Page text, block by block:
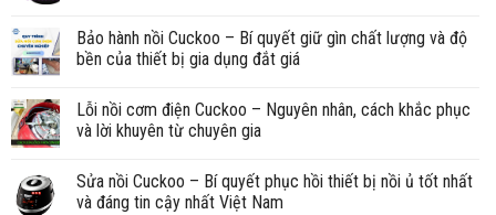
Bảo hành nồi Cuckoo – Bí quyết giữ gìn chất lượng và độ
bền của thiết bị gia dụng đắt giá
Lỗi nồi cơm điện Cuckoo – Nguyên nhân, cách khắc phục
và lời khuyên từ chuyên gia
Sửa nồi Cuckoo – Bí quyết phục hồi thiết bị nồi ủ tốt nhất
và đáng tin cậy nhất Việt Nam